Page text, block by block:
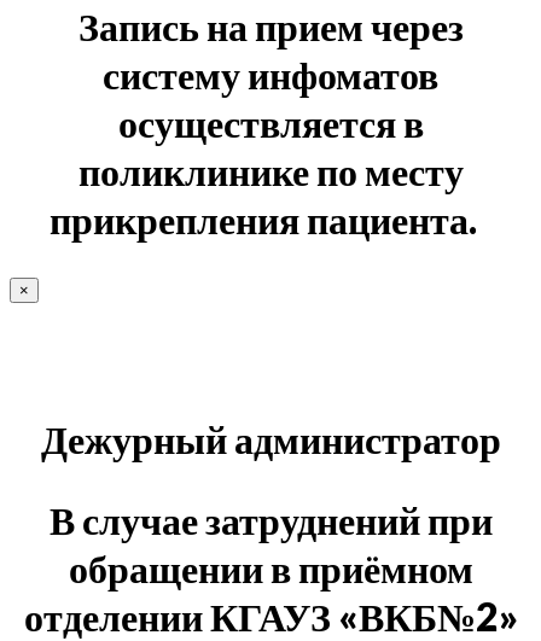
Запись на прием через
систему инфоматов
осуществляется в
поликлинике по месту
прикрепления пациента.
×
Дежурный администратор
В случае затруднений при
обращении в приёмном
отделении КГАУЗ «ВКБ№2»